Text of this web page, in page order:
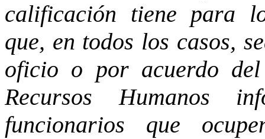
calificación tiene para
que, en todos los casos,
oficio o por acuerdo
Recursos Humanos
funcionarios que